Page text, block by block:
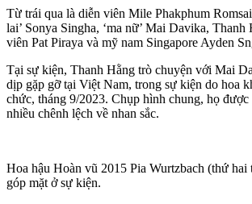
Từ trái qua là diễn viên Mile Phakphum
lai’ Sonya Singha, ‘ma nữ’ Mai Davika, Thanh
viên Pat Piraya và mỹ nam Singapore Ayden
Tại sự kiện, Thanh Hằng trò chuyện với Mai
dịp gặp gỡ tại Việt Nam, trong sự kiện do hoa
chức, tháng 9/2023. Chụp hình chung, họ
nhiều chênh lệch về nhan sắc.
Hoa hậu Hoàn vũ 2015 Pia Wurtzbach (thứ hai
góp mặt ở sự kiện.